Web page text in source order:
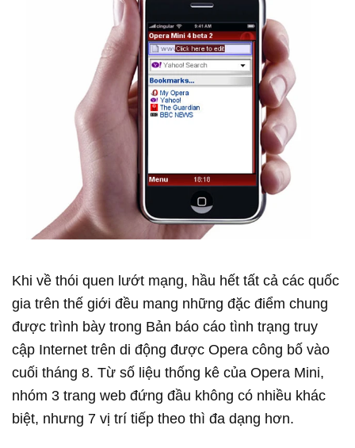
Khi về thói quen lướt mạng, hầu hết tất cả các quốc
gia trên thế giới đều mang những đặc điểm chung
được trình bày trong Bản báo cáo tình trạng truy
cập Internet trên di động được Opera công bố vào
cuối tháng 8. Từ số liệu thống kê của Opera Mini,
nhóm 3 trang web đứng đầu không có nhiều khác
biệt, nhưng 7 vị trí tiếp theo thì đa dạng hơn.